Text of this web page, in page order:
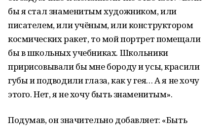
бы я стал знаменитым художником, или
писателем, или учёным, или конструктором
космических ракет, то мой портрет помещали
бы в школьных учебниках. Школьники
пририсовывали бы мне бороду и усы, красили
губы и подводили глаза, как у гея… А я не хочу
этого. Нет, я не хочу быть знаменитым».
Подумав, он значительно добавляет: «Быть